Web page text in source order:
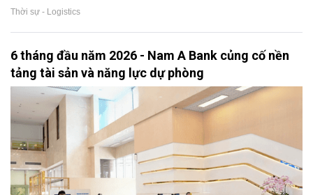
Thời sự - Logistics
6 tháng đầu năm 2026 - Nam A Bank củng cố nền
tảng tài sản và năng lực dự phòng